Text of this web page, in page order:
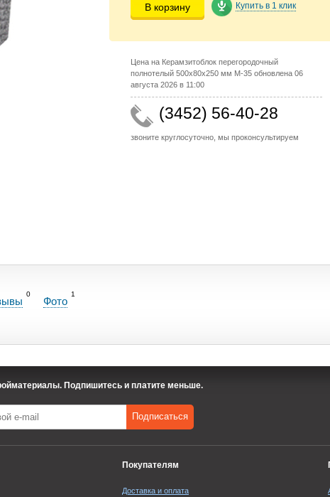
В корзину Купить в 1 клик
Цена на Керамзитоблок перегородочный
полнотелый 500x80x250 мм М-35 обновлена 06
августа 2026 в 11:00
(3452) 56-40-28
звоните круглосуточно, мы проконсультируем
0
Фото
1
Подпишитесь и платите меньше.
Подписаться
Покупателям
Доставка и оплата